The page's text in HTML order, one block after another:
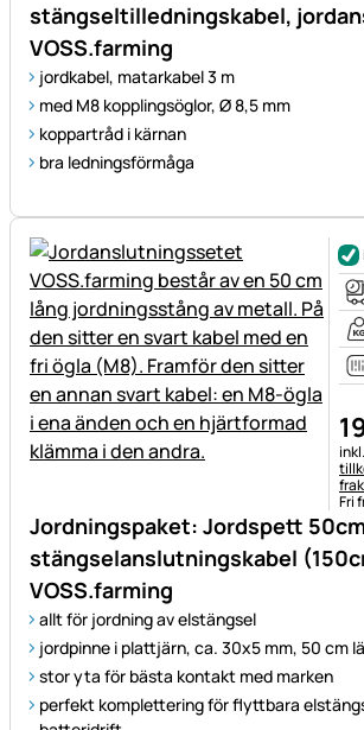
stängseltilledningskabel,
VOSS.farming
jordkabel, matarkabel 3 m
med M8 kopplingsöglor, Ø 8,5 mm
koppartråd i kärnan
bra ledningsförmåga
Jordningspaket: Jordspett
stängselanslutningskabel
VOSS.farming
allt för jordning av elstängsel
jordpinne i plattjärn, ca. 30x5 mm, 50 cm
stor yta för bästa kontakt med marken
perfekt komplettering för flyttbara
Fri